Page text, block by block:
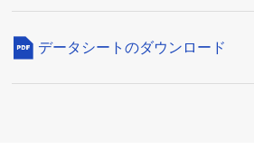
データシートのダウンロード